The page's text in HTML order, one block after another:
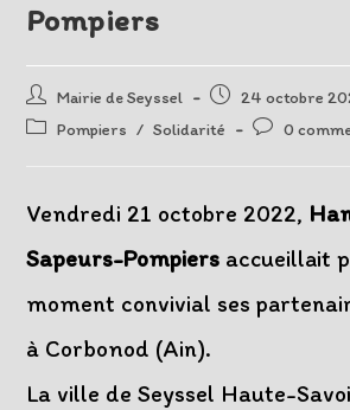
Pompiers
Auteur/autrice
de
Mairie de Seyssel
Post
published:
24 octobre
PostPompiers / Solidarité
Post0
Vendredi 21 octobre 2022,
Sapeurs-Pompiers accueillait
moment convivial ses
à Corbonod (Ain).
La ville de Seyssel Haute-